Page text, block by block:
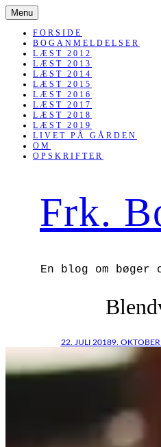
Menu SKIP
TO
CONTENT
FORSIDE
BOGANMELDELSER
LÆST 2012
LÆST 2013
LÆST 2014
LÆST 2015
LÆST 2016
LÆST 2017
LÆST 2018
LÆST 2019
LIVET PÅ GÅRDEN
OM
OPSKRIFTER
Frk.
En blog om bøger
22. JULI 20189.